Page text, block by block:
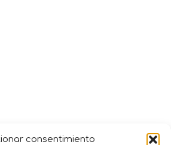
consentimiento